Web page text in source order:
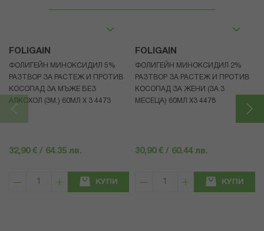
FOLIGAIN
ФОЛИГЕЙН МИНОКСИДИЛ 5%
РАЗТВОР ЗА РАСТЕЖ И ПРОТИВ
КОСОПАД ЗА МЪЖЕ БЕЗ
АЛКОХОЛ (3М.) 60МЛ X 3 4473
32,90 € / 64.35 лв.
КУПИ
FOLIGAIN
ФОЛИГЕЙН МИНОКСИДИЛ 2%
РАЗТВОР ЗА РАСТЕЖ И ПРОТИВ
КОСОПАД ЗА ЖЕНИ (ЗА 3
МЕСЕЦА) 60МЛ X3 4478
30,90 € / 60.44 лв.
КУПИ